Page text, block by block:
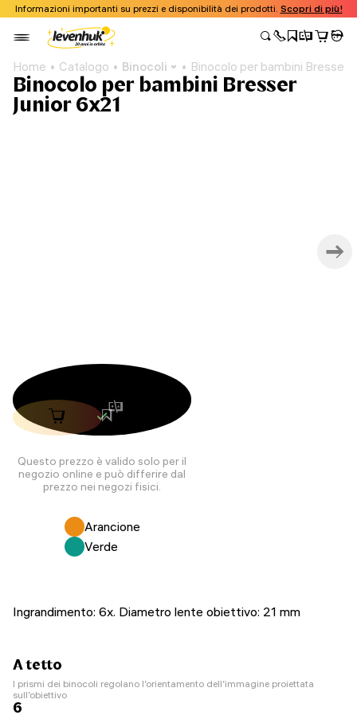
Informazioni importanti su prezzi e disponibilità dei prodotti. Scopri di più!
Home Catalogo Binocoli Binocolo per bambini Bresser
Binocolo per bambini Bresser
Junior 6x21
Questo prezzo è valido solo per il
negozio online e può differire dal
prezzo nei negozi fisici.
Arancione
Verde
Ingrandimento: 6x. Diametro lente obiettivo: 21 mm
A tetto
I prismi dei binocoli regolano l’orientamento dell’immagine proiettata
sull’obiettivo
6